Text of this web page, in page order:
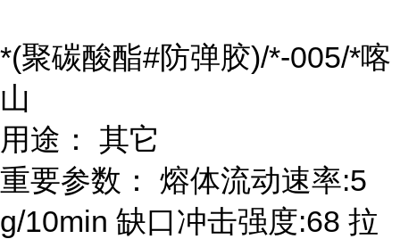
*(聚碳酸酯#防弹胶)/*-005/*喀
山
用途： 其它
重要参数： 熔体流动速率:5
g/10min 缺口冲击强度:68 拉